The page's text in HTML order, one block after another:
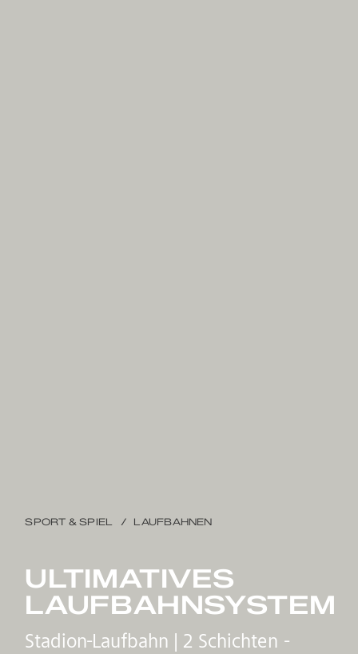
SPORT & SPIEL LAUFBAHNEN
ULTIMATIVES
LAUFBAHNSYSTEM
Stadion-Laufbahn | 2 Schichten -